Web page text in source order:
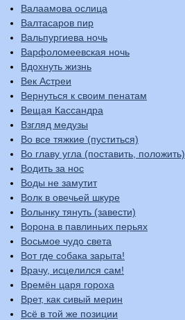
Валаамова ослица
Валтасаров пир
Вальпургиева ночь
Варфоломеевская ночь
Вдохнуть жизнь
Век Астреи
Вернуться к своим пенатам
Вещая Кассандра
Взгляд медузы
Во все тяжкие (пуститься)
Во главу угла (поставить, положить)
Водить за нос
Воды не замутит
Волк в овечьей шкуре
Волынку тянуть (завести)
Ворона в павлиньих перьях
Восьмое чудо света
Вот где собака зарыта!
Врачу, исцелился сам!
Времён царя гороха
Врет, как сивый мерин
Всё в той же позиции